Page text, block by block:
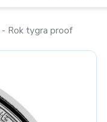
- Rok tygra proof